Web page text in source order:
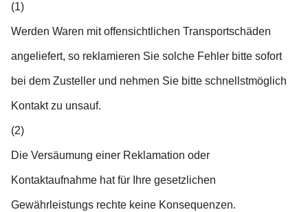
(1)
Werden Waren mit offensichtlichen Transportschäden
angeliefert, so reklamieren Sie solche Fehler bitte sofort
bei dem Zusteller und nehmen Sie bitte schnellstmöglich
Kontakt zu unsauf.
(2)
Die Versäumung einer Reklamation oder
Kontaktaufnahme hat für Ihre gesetzlichen
Gewährleistungs rechte keine Konsequenzen.